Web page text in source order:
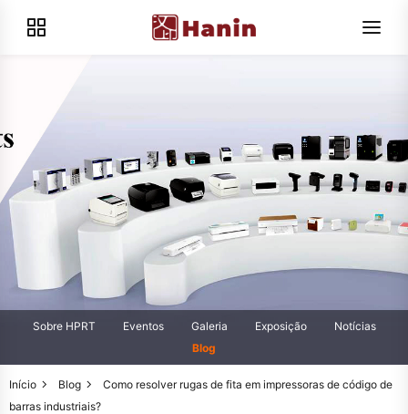
Sobre HPRT Eventos Galeria Exposição
Notícias
Blog
Início Blog
Como resolver rugas de fita em impressoras de código de
barras industriais?